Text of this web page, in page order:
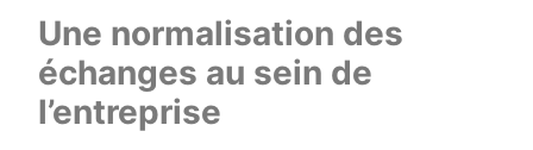
Une normalisation des
échanges au sein de
l’entreprise